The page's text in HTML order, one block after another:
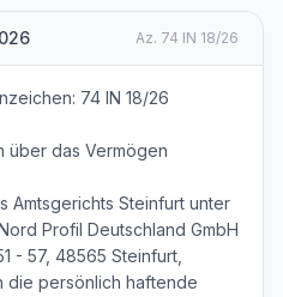
Az. 74 IN 18/26
74 IN 18/26
über das Vermögen
Amtsgerichts Steinfurt unter
Profil Deutschland GmbH
- 57, 48565 Steinfurt,
die persönlich haftende